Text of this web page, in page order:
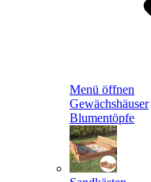
Menü öffnen
Gewächshäuser
Blumentöpfe